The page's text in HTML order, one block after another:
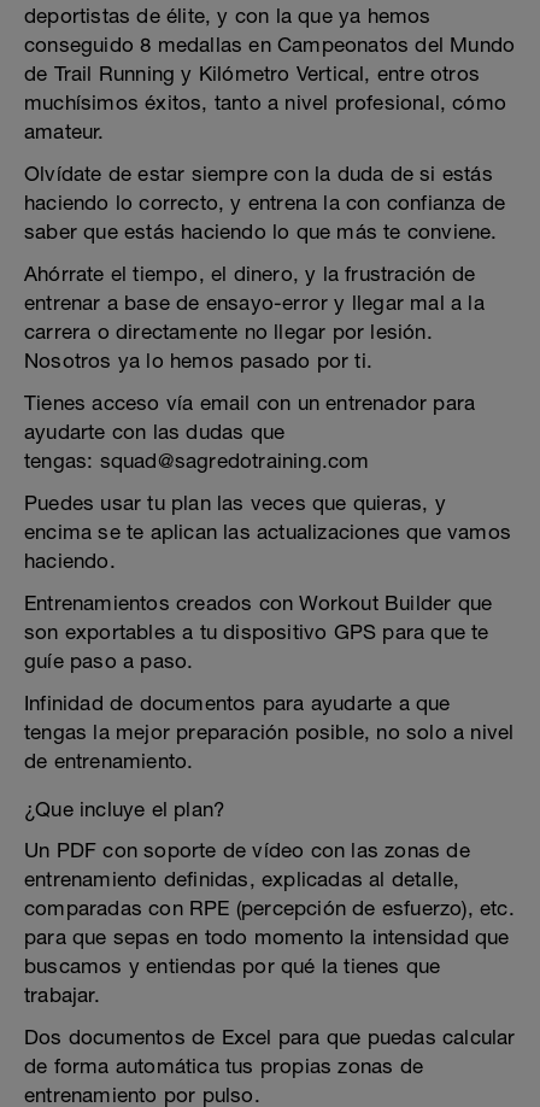
deportistas de élite, y con la que ya hemos
conseguido 8 medallas en Campeonatos del Mundo
de Trail Running y Kilómetro Vertical, entre otros
muchísimos éxitos, tanto a nivel profesional, cómo
amateur.
Olvídate de estar siempre con la duda de si estás
haciendo lo correcto, y entrena la con confianza de
saber que estás haciendo lo que más te conviene.
Ahórrate el tiempo, el dinero, y la frustración de
entrenar a base de ensayo-error y llegar mal a la
carrera o directamente no llegar por lesión.
Nosotros ya lo hemos pasado por ti.
Tienes acceso vía email con un entrenador para
ayudarte con las dudas que
tengas: squad@sagredotraining.com
Puedes usar tu plan las veces que quieras, y
encima se te aplican las actualizaciones que vamos
haciendo.
Entrenamientos creados con Workout Builder que
son exportables a tu dispositivo GPS para que te
guíe paso a paso.
Infinidad de documentos para ayudarte a que
tengas la mejor preparación posible, no solo a nivel
de entrenamiento.
¿Que incluye el plan?
Un PDF con soporte de vídeo con las zonas de
entrenamiento definidas, explicadas al detalle,
comparadas con RPE (percepción de esfuerzo), etc.
para que sepas en todo momento la intensidad que
buscamos y entiendas por qué la tienes que
trabajar.
Dos documentos de Excel para que puedas calcular
de forma automática tus propias zonas de
entrenamiento por pulso.